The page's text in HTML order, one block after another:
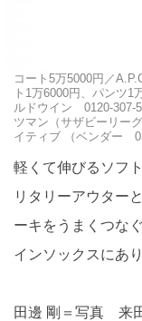
コート5万5000円／
ト1万6000円、パンツ1
ルドウイン 0120-307-
ツマン（サザビーリー
イティブ （ベンダー
軽くて伸びるソフ
リタリーアウター
ーキをうまくつな
インソックスにあり
田邊 剛＝写真 来